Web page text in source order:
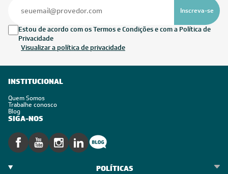
Inscreva-se
Estou de acordo com os Termos e Condições e com a Política de
Privacidade
Visualizar a política de privacidade
INSTITUCIONAL
Quem Somos
Trabalhe conosco
Blog
SIGA-NOS
POLÍTICAS